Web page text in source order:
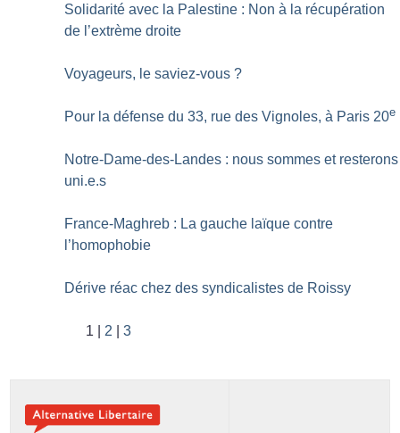
Solidarité avec la Palestine : Non à la récupération
de l’extrème droite
Voyageurs, le saviez-vous ?
Pour la défense du 33, rue des Vignoles, à Paris 20e
Notre-Dame-des-Landes : nous sommes et resterons
uni.e.s
France-Maghreb : La gauche laïque contre
l’homophobie
Dérive réac chez des syndicalistes de Roissy
1 2 3